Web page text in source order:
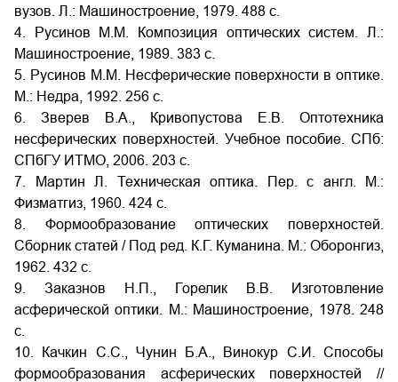
вузов. Л.: Машиностроение, 1979. 488 с.
4. Русинов М.М. Композиция оптических систем. Л.:
Машиностроение, 1989. 383 с.
5. Русинов М.М. Несферические поверхности в оптике.
М.: Недра, 1992. 256 с.
6. Зверев В.А., Кривопустова Е.В. Оптотехника
несферических поверхностей. Учебное пособие. СПб:
СПбГУ ИТМО, 2006. 203 с.
7. Мартин Л. Техническая оптика. Пер. с англ. М.:
Физматгиз, 1960. 424 с.
8. Формообразование оптических поверхностей.
Сборник статей / Под ред. К.Г. Куманина. М.: Оборонгиз,
1962. 432 с.
9. Заказнов Н.П., Горелик В.В. Изготовление
асферической оптики. М.: Машиностроение, 1978. 248
с.
10. Качкин С.С., Чунин Б.А., Винокур С.И. Способы
формообразования асферических поверхностей //